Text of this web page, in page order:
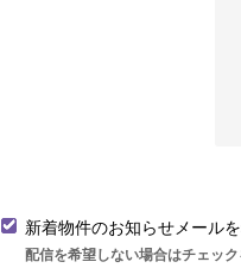
新着物件のお知らせメール
配信を希望しない場合はチェッ